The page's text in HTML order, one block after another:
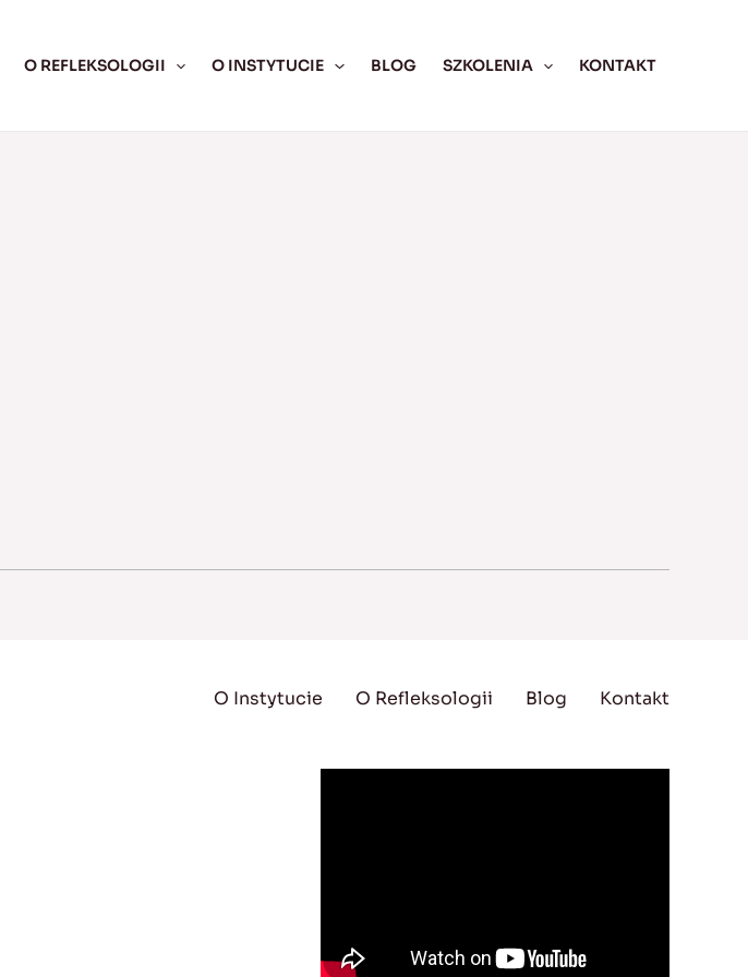
O REFLEKSOLOGII O INSTYTUCIE BLOG SZKOLENIA KONTAKT
O Instytucie O Refleksologii Blog Kontakt